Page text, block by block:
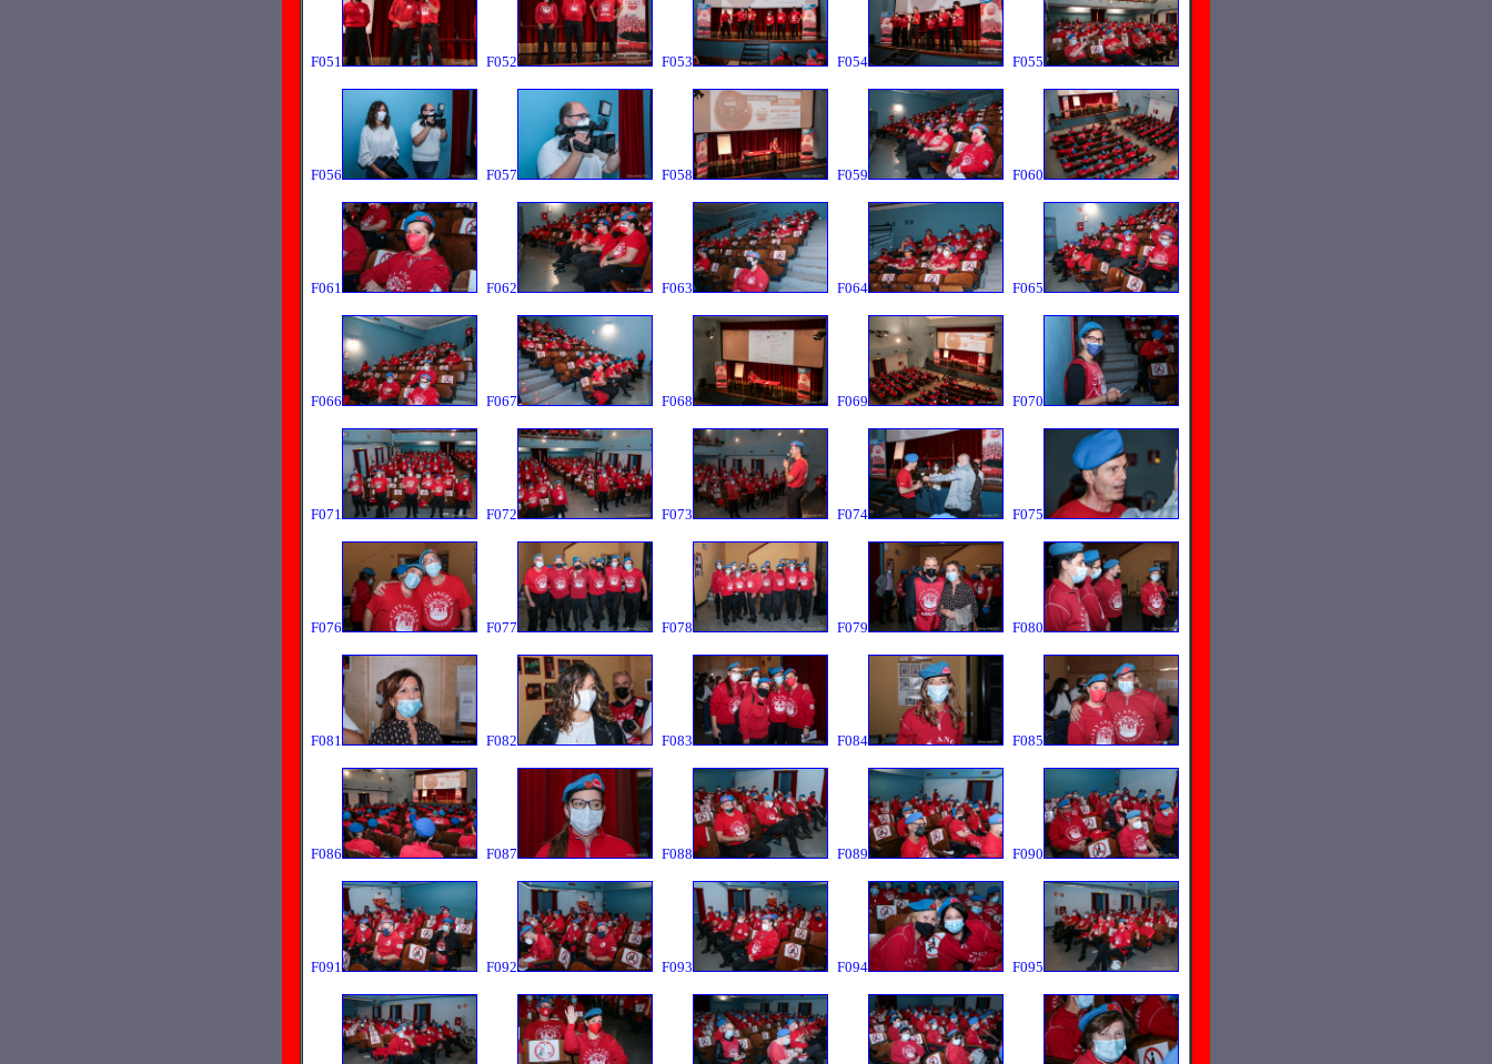
F051 F052 F053 F054 F055
F056 F057 F058 F059 F060
F061 F062 F063 F064 F065
F066 F067 F068 F069 F070
F071 F072 F073 F074 F075
F076 F077 F078 F079 F080
F081 F082 F083 F084 F085
F086 F087 F088 F089 F090
F091 F092 F093 F094 F095